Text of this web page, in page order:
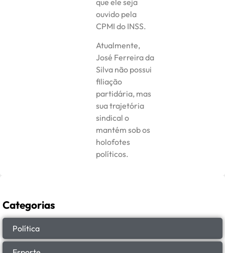
que ele seja
ouvido pela
CPMI do INSS.
Atualmente,
José Ferreira da
Silva não possui
filiação
partidária, mas
sua trajetória
sindical o
mantém sob os
holofotes
políticos.
Categorias
Política